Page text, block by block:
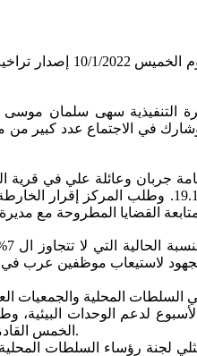
سهى سلمان موسى
في الاجتماع عدد كبير
جربان وعائلة علي في قرية
تعيين جلسة استماع في ملف أمر الهدم في
لاستيعاب موظفين عرب
المحلية والجمعيات
الخمس القادمة. وقد حذر مركز مساواة من عدم وجود بنود صرف واضحة للميزانيات المخصصة من قبل الحكومة حتى الان.
لجنة رؤساء السلطات